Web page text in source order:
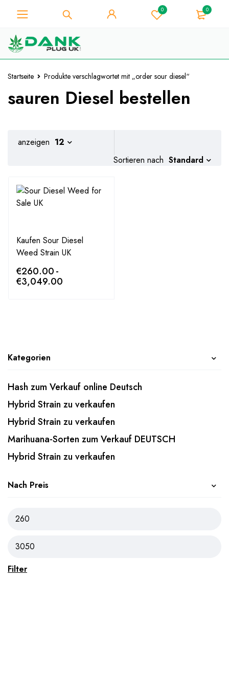
0 0
Startseite Produkte verschlagwortet mit „order sour diesel“
sauren Diesel bestellen
Kategorien
Hash zum Verkauf online Deutsch
Hybrid Strain zu verkaufen
Hybrid Strain zu verkaufen
Marihuana-Sorten zum Verkauf DEUTSCH
Hybrid Strain zu verkaufen
Nach Preis
Filter
Sortieren nach Standard
anzeigen 12
Kaufen Sour Diesel
Weed Strain UK
€260.00-
€3,049.00
Für Weed-Liebhaber - Holen Sie
sich 10% Sofort-Rabatt auf jeden
"WELCOME10"